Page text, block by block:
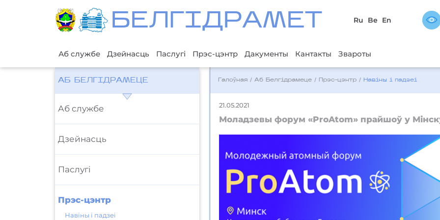
БЕЛГIДРAМЕТ Ru Be En
Аб службе Дзейнасць Паслугі Прэс-цэнтр Дакументы Кантакты Звароты
АБ БЕЛГІДРАМЕЦЕ
Аб службе
Дзейнасць
Паслугі
Прэс-цэнтр
Навіны і падзеі
Галоўная /Аб Белгідрамеце / Прэс-цэнтр / Навіны і падзеі
21.05.2021
Моладзевы форум «ProAtom» прайшоў у